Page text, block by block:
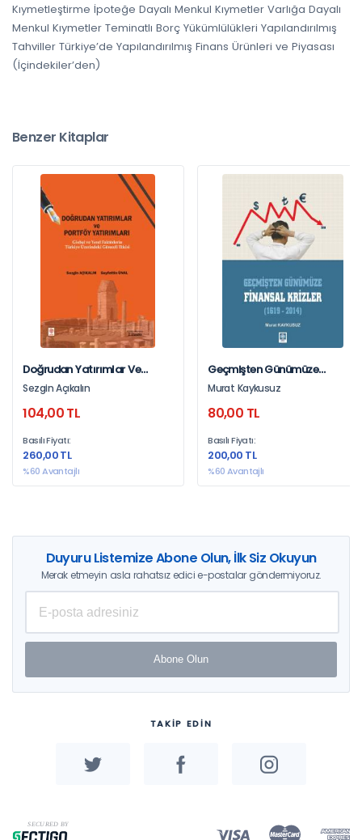
Kıymetleştirme İpoteğe Dayalı Menkul Kıymetler Varlığa Dayalı
Menkul Kıymetler Teminatlı Borç Yükümlülükleri Yapılandırılmış
Tahviller Türkiye’de Yapılandırılmış Finans Ürünleri ve Piyasası
(İçindekiler’den)
Benzer Kitaplar
Doğrudan Yatırımlar Ve
Portföy Yatırımları Seyfettin
Ünlü
Sezgin Açıkalın
104,00 TL
Basılı Fiyatı:
260,00 TL
%60 Avantajlı
Geçmişten Günümüze
Finansal Krizler 1619 - 2014
Murat Kaykusuz
Murat Kaykusuz
80,00 TL
Basılı Fiyatı:
200,00 TL
%60 Avantajlı
Duyuru Listemize Abone Olun, İlk Siz Okuyun
Merak etmeyin asla rahatsız edici e-postalar göndermiyoruz.
Abone Olun
TAKİP EDİN